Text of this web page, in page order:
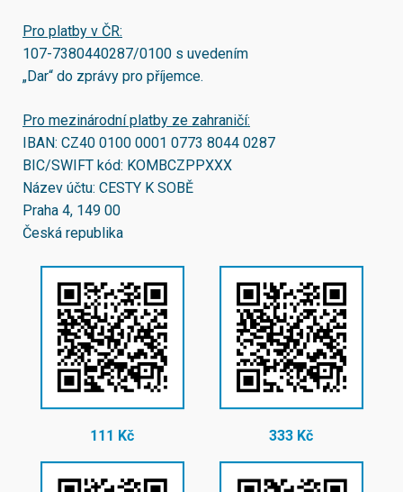
Pro platby v ČR:
107-7380440287/0100 s uvedením
„Dar“ do zprávy pro příjemce.
Pro mezinárodní platby ze zahraničí:
IBAN: CZ40 0100 0001 0773 8044 0287
BIC/SWIFT kód: KOMBCZPPXXX
Název účtu: CESTY K SOBĚ
Praha 4, 149 00
Česká republika
111 Kč 333 Kč